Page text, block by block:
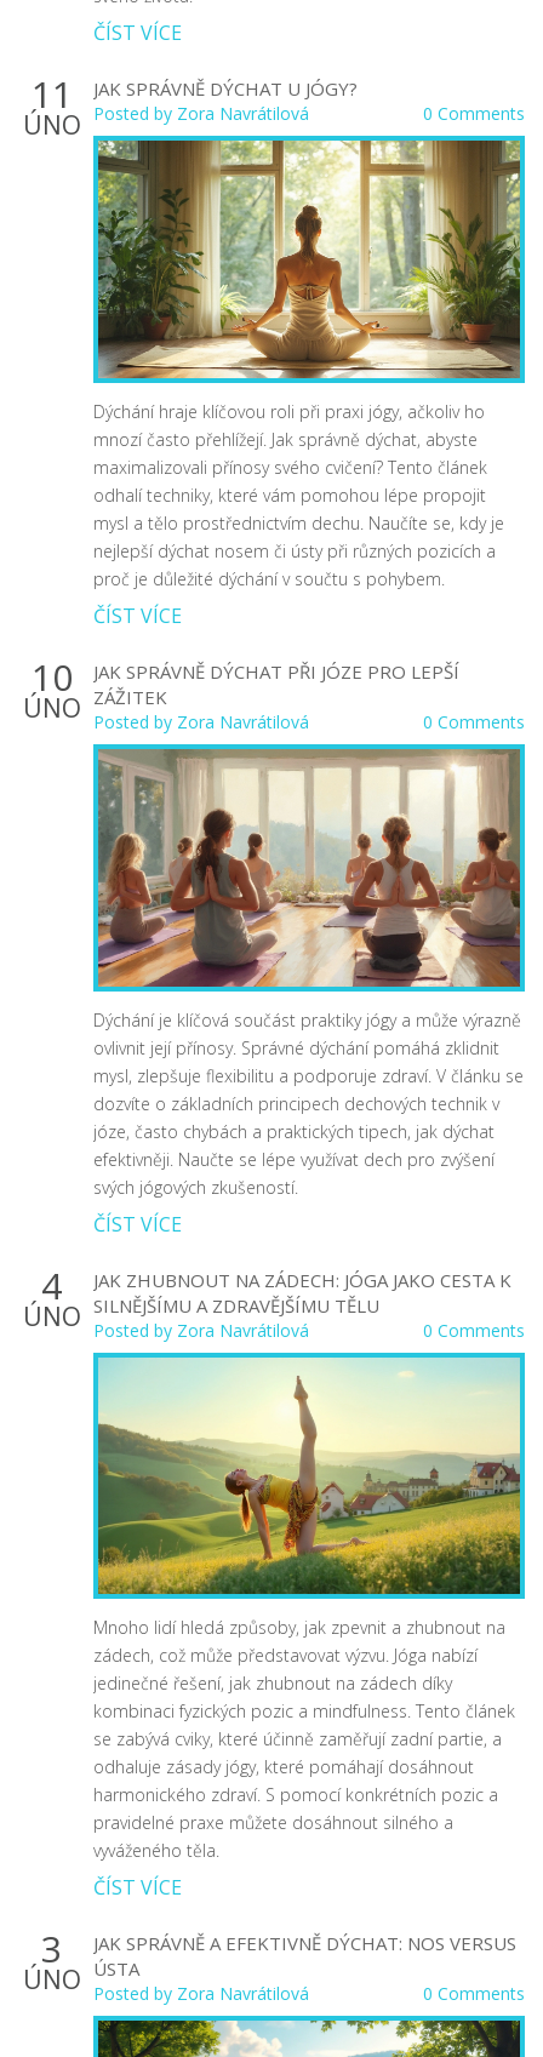
ČÍST VÍCE
11
ÚNO
JAK SPRÁVNĚ DÝCHAT U JÓGY?
Posted by Zora Navrátilová 0 Comments
Dýchání hraje klíčovou roli při praxi jógy, ačkoliv ho
mnozí často přehlížejí. Jak správně dýchat, abyste
maximalizovali přínosy svého cvičení? Tento článek
odhalí techniky, které vám pomohou lépe propojit
mysl a tělo prostřednictvím dechu. Naučíte se, kdy je
nejlepší dýchat nosem či ústy při různých pozicích a
proč je důležité dýchání v součtu s pohybem.
ČÍST VÍCE
10
ÚNO
JAK SPRÁVNĚ DÝCHAT PŘI JÓZE PRO LEPŠÍ
ZÁŽITEK
Posted by Zora Navrátilová 0 Comments
Dýchání je klíčová součást praktiky jógy a může výrazně
ovlivnit její přínosy. Správné dýchání pomáhá zklidnit
mysl, zlepšuje flexibilitu a podporuje zdraví. V článku se
dozvíte o základních principech dechových technik v
józe, často chybách a praktických tipech, jak dýchat
efektivněji. Naučte se lépe využívat dech pro zvýšení
svých jógových zkušeností.
ČÍST VÍCE
4
ÚNO
JAK ZHUBNOUT NA ZÁDECH: JÓGA JAKO CESTA K
SILNĚJŠÍMU A ZDRAVĚJŠÍMU TĚLU
Posted by Zora Navrátilová 0 Comments
Mnoho lidí hledá způsoby, jak zpevnit a zhubnout na
zádech, což může představovat výzvu. Jóga nabízí
jedinečné řešení, jak zhubnout na zádech díky
kombinaci fyzických pozic a mindfulness. Tento článek
se zabývá cviky, které účinně zaměřují zadní partie, a
odhaluje zásady jógy, které pomáhají dosáhnout
harmonického zdraví. S pomocí konkrétních pozic a
pravidelné praxe můžete dosáhnout silného a
vyváženého těla.
ČÍST VÍCE
3
ÚNO
JAK SPRÁVNĚ A EFEKTIVNĚ DÝCHAT: NOS VERSUS
ÚSTA
Posted by Zora Navrátilová 0 Comments